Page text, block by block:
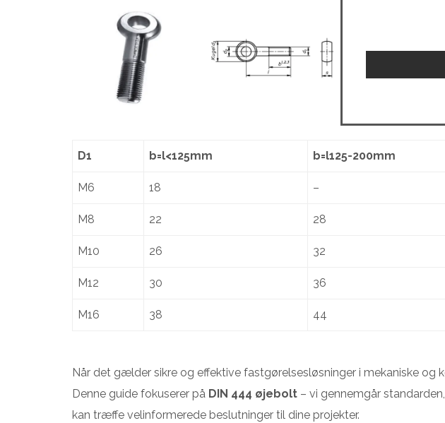
D1 b=l<125mm b=l125-200mm
M6 18 –
M8 22 28
M10 26 32
M12 30 36
M16 38 44
Når det gælder sikre og effektive fastgørelsesløsninger i mekaniske
Denne guide fokuserer på DIN 444 øjebolt – vi gennemgår
kan træffe velinformerede beslutninger til dine projekter.